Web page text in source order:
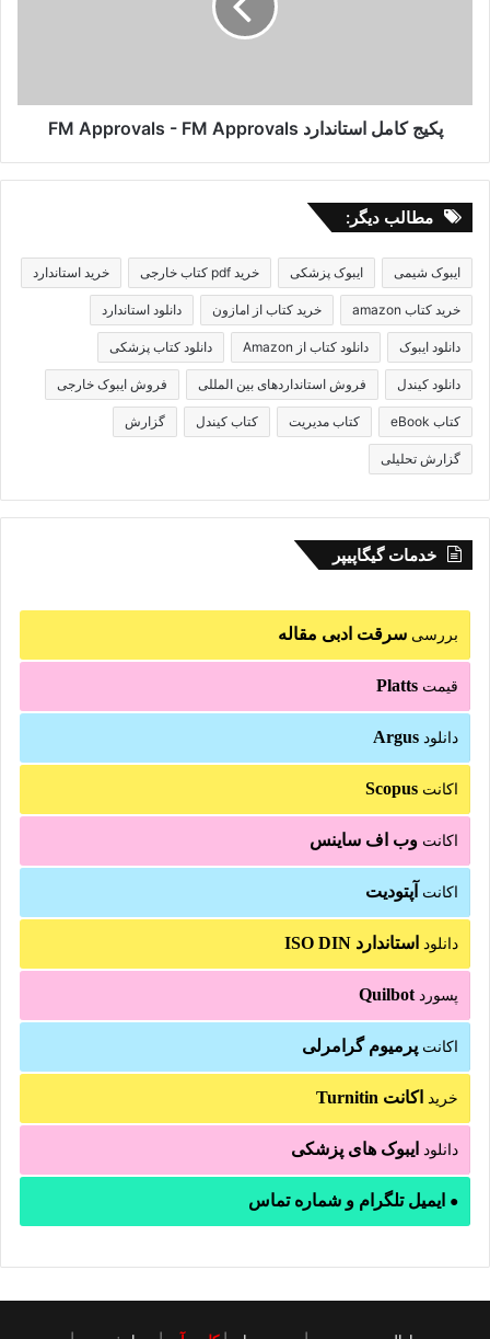
پکیج کامل استاندارد FM Approvals - FM Approvals
مطالب دیگر:
ایبوک شیمی ایبوک پزشکی خرید pdf کتاب خارجی خرید استاندارد
خرید کتاب amazon خرید کتاب از امازون دانلود استاندارد
دانلود ایبوک دانلود کتاب از Amazon دانلود کتاب پزشکی
دانلود کیندل فروش استانداردهای بین المللی فروش ایبوک خارجی
کتاب eBook کتاب مدیریت کتاب کیندل گزارش
گزارش تحلیلی
خدمات گیگاپیپر
بررسی سرقت ادبی مقاله
قیمت Platts
دانلود Argus
اکانت Scopus
اکانت وب اف ساینس
اکانت آپتودیت
دانلود استاندارد ISO DIN
پسورد Quilbot
اکانت پرمیوم گرامرلی
خرید اکانت Turnitin
دانلود ایبوک های پزشکی
● ایمیل تلگرام و شماره تماس